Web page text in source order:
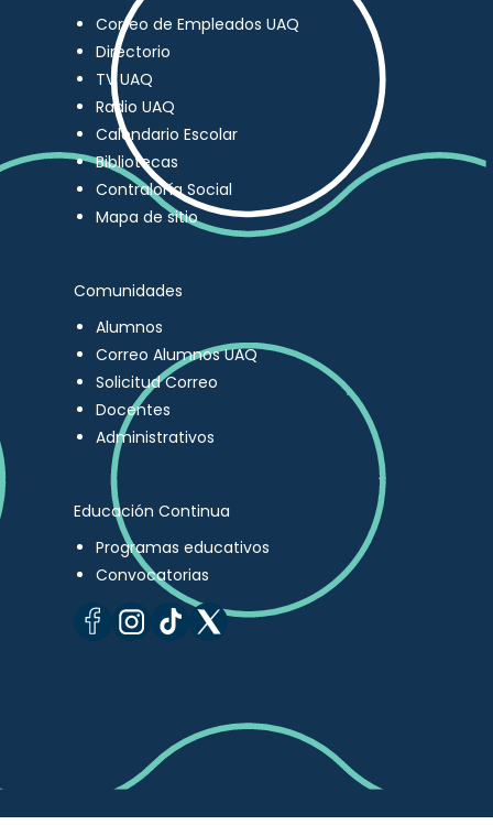
Correo de Empleados UAQ
Directorio
TV UAQ
Radio UAQ
Calendario Escolar
Bibliotecas
Contraloría Social
Mapa de sitio
Comunidades
Alumnos
Correo Alumnos UAQ
Solicitud Correo
Docentes
Administrativos
Educación Continua
Programas educativos
Convocatorias